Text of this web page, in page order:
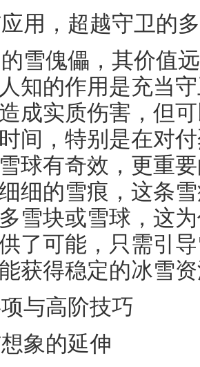
用，超越守卫的
雪傀儡，其价值
知的作用是充当
成实质伤害，但
间，特别是在对
球有奇效，更重
细的雪痕，这条
雪块或雪球，这
了可能，只需引
获得稳定的冰雪
与高阶技巧
象的延伸